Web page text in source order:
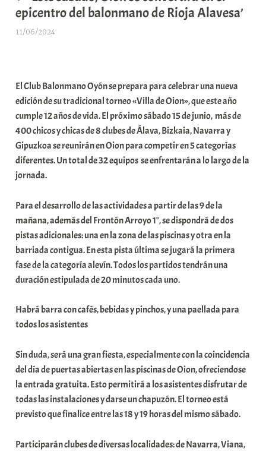
epicentro del balonmano de Rioja Alavesa’
11/06/2024
a
r
E
r
r
i
a
K
o
m
u
n
t
a
e
a
El Club Balonmano Oyón se prepara para celebrar una nueva
edición de su tradicional torneo «Villa de Oion», que este año
cumple 12 años de vida. El próximo sábado 15 de junio, más de
400 chicos y chicas de 8 clubes de Álava, Bizkaia, Navarra y
Gipuzkoa se reunirán en Oion para competir en 5 categorías
diferentes. Un total de 32 equipos se enfrentarán a lo largo de la
jornada.
Para el desarrollo de las actividades a partir de las 9 de la
mañana, además del Frontón Arroyo 1°, se dispondrá de dos
pistas adicionales: una en la zona de las piscinas y otra en la
barriada contigua. En esta pista última se jugará la primera
fase de la categoría alevín. Todos los partidos tendrán una
duración estipulada de 20 minutos cada uno.
Habrá barra con cafés, bebidas y pinchos, y una paellada para
todos los asistentes
Sin duda, será una gran fiesta, especialmente con la coincidencia
del día de puertas abiertas en las piscinas de Oion, ofreciendose
la entrada gratuita. Esto permitirá a los asistentes disfrutar de
todas las instalaciones y darse un chapuzón. El torneo está
previsto que finalice entre las 18 y 19 horas del mismo sábado.
Participarán clubes de diversas localidades: de Navarra, Viana,